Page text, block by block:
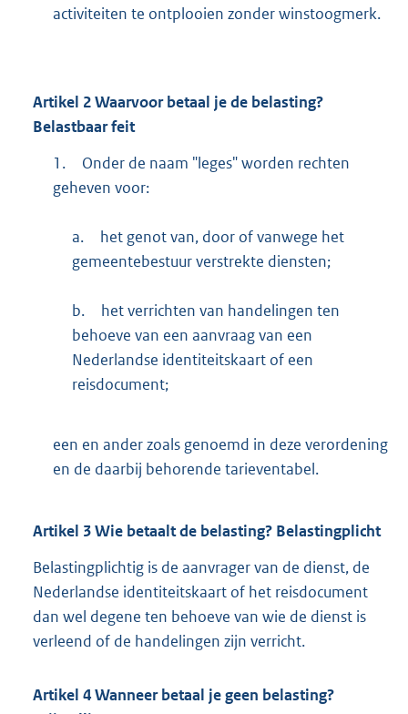
activiteiten te ontplooien zonder winstoogmerk.
Artikel 2Waarvoor betaal je de belasting?
Belastbaar feit
1.
Onder de naam "leges" worden rechten
geheven voor:
a.
het genot van, door of vanwege het
gemeentebestuur verstrekte diensten;
b.
het verrichten van handelingen ten
behoeve van een aanvraag van een
Nederlandse identiteitskaart of een
reisdocument;
een en ander zoals genoemd in deze verordening
en de daarbij behorende tarieventabel.
Artikel 3Wie betaalt de belasting? Belastingplicht
Belastingplichtig is de aanvrager van de dienst, de
Nederlandse identiteitskaart of het reisdocument
dan wel degene ten behoeve van wie de dienst is
verleend of de handelingen zijn verricht.
Artikel 4Wanneer betaal je geen belasting?